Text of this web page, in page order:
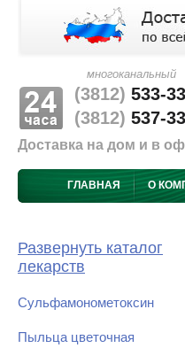
многоканальный
(3812) 533-
(3812) 537-
Доставка на дом и в
ГЛАВНАЯ О
Развернуть каталог
лекарств
Сульфамонометоксин
Пыльца цветочная